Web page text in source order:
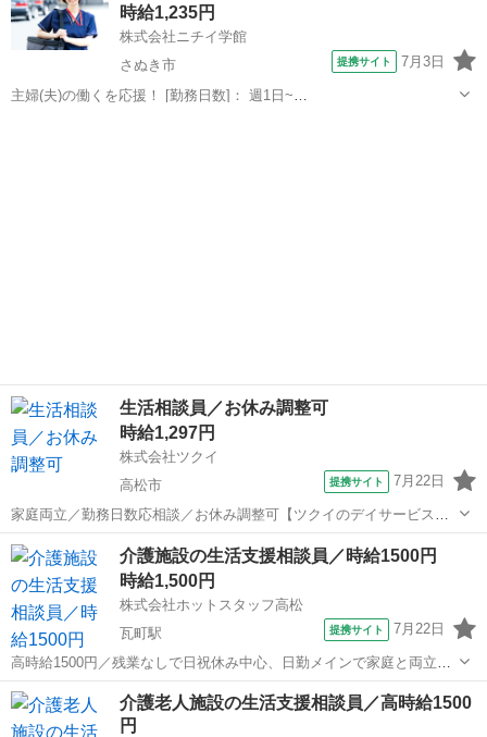
時給1,235円
株式会社ニチイ学館
さぬき市
提携サイト 7月3日
主婦(夫)の働くを応援！ [勤務日数]： 週1日~
生活相談員／お休み調整可
時給1,297円
株式会社ツクイ
高松市
提携サイト 7月22日
家庭両立／勤務日数応相談／お休み調整可【ツクイのデイサービス／
生活相談員求人】 週2日～OK！働き方は相談ください！副業可でワー
クライフバランス◎あなたに合った働き方が探せます！ 【仕事内容】
デイサービスで生活相談員と...
香川 介護
介護施設の生活支援相談員／時給1500円
時給1,500円
株式会社ホットスタッフ高松
瓦町駅
提携サイト 7月22日
高時給1500円／残業なしで日祝休み中心、日勤メインで家庭と両立可
能 【仕事内容】 ----------------------------------------- ＜ 作業内容 ＞ 施
設内での「生活相談員」業務を...
香川 瓦町駅 介護
介護老人施設の生活支援相談員／高時給1500
円